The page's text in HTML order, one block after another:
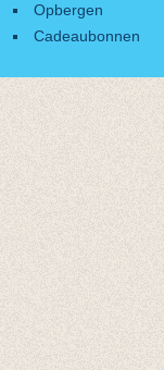
Opbergen
Cadeaubonnen